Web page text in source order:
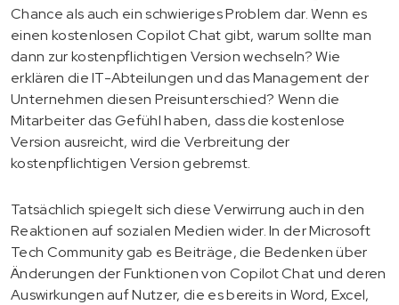
Chance als auch ein schwieriges Problem dar. Wenn es
einen kostenlosen Copilot Chat gibt, warum sollte man
dann zur kostenpflichtigen Version wechseln? Wie
erklären die IT-Abteilungen und das Management der
Unternehmen diesen Preisunterschied? Wenn die
Mitarbeiter das Gefühl haben, dass die kostenlose
Version ausreicht, wird die Verbreitung der
kostenpflichtigen Version gebremst.
Tatsächlich spiegelt sich diese Verwirrung auch in den
Reaktionen auf sozialen Medien wider. In der Microsoft
Tech Community gab es Beiträge, die Bedenken über
Änderungen der Funktionen von Copilot Chat und deren
Auswirkungen auf Nutzer, die es bereits in Word, Excel,